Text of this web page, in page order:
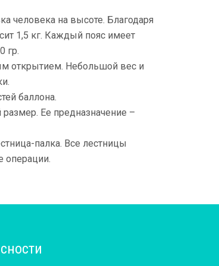
человека на высоте. Благодаря
1,5 кг. Каждый пояс имеет
гр.
открытием. Небольшой вес и
баллона.
Ее предназначение –
палка. Все лестницы
операции.